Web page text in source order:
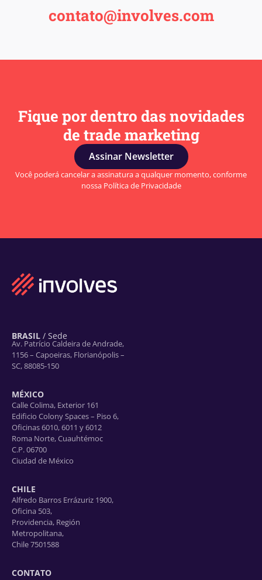
contato@involves.com
Fique por dentro das novidades
de trade marketing
Assinar Newsletter
Você poderá cancelar a assinatura a qualquer momento, conforme
nossa Política de Privacidade
BRASIL / Sede
Av. Patrício Caldeira de Andrade,
1156 – Capoeiras, Florianópolis –
SC, 88085-150
MÉXICO
Calle Colima, Exterior 161
Edificio Colony Spaces – Piso 6,
Oficinas 6010, 6011 y 6012
Roma Norte, Cuauhtémoc
C.P. 06700
Ciudad de México
CHILE
Alfredo Barros Errázuriz 1900,
Oficina 503,
Providencia, Región
Metropolitana,
Chile 7501588
CONTATO